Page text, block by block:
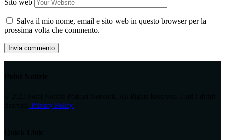
Sito web
Salva il mio nome, email e sito web in questo browser per la
prossima volta che commento.
Privacy Policy.